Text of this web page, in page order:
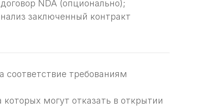
NDA (опционально);
заключенный контракт
соответствие требованиям
могут отказать в открытии